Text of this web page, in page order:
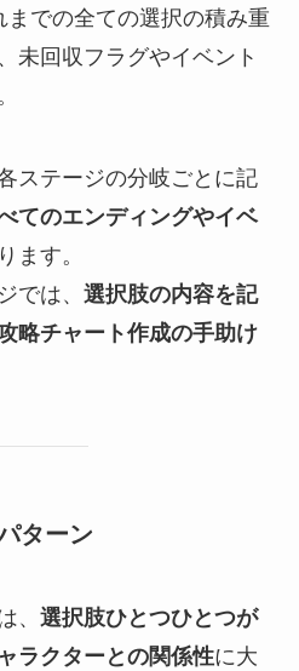
までの全ての選択の積み重
未回収フラグやイベント
ステージの分岐ごとに記
てのエンディングやイベ
ます。
では、 選択肢の内容を記
略チャート作成の手助け
ターン
、 選択肢ひとつひとつが
ラクターとの関係性に大